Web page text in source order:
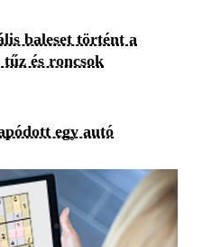
baleset történt a
és roncsok
egy autó